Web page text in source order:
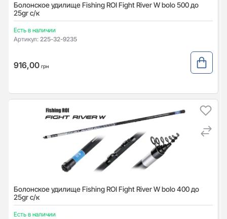
Болонское удилище Fishing ROI Fight River W bolo 500 до
25gr с/к
Есть в наличии
Артикул: 225-32-9235
916,00 грн
Болонское удилище Fishing ROI Fight River W bolo 400 до
25gr с/к
Есть в наличии